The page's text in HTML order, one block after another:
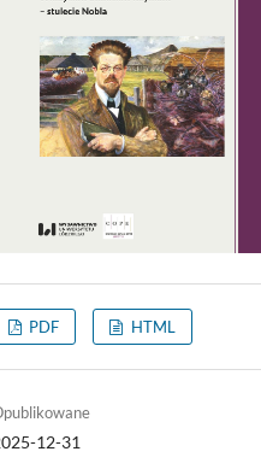
PDF HTML
12-31